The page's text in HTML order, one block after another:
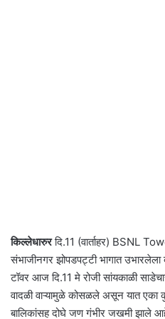
किल्लेधारुरदि.11 (वार्ताहर) BSNL
संभाजीनगर झोपडपट्टी भागात
टॉवर आज दि.11 मे रोजी सांयकाळी
वादळी वाऱ्यामुळे कोसळले असून यात एका
बालिकांसह दोघे जण गंभीर जखमी झाले